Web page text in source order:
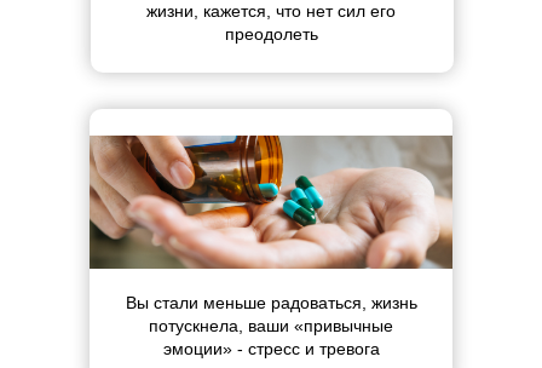
жизни, кажется, что нет сил его
преодолеть
Вы стали меньше радоваться, жизнь
потускнела, ваши «привычные
эмоции» - стресс и тревога